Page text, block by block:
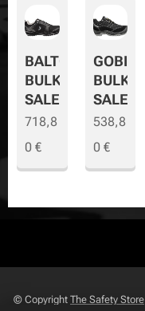
BALTO
BULK
SALE
718,8
0 €
GOBI
BULK
SALE
538,8
0€
© Copyright The Safety Store